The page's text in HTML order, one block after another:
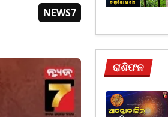
NEWS7
ରାଶିଫଳ